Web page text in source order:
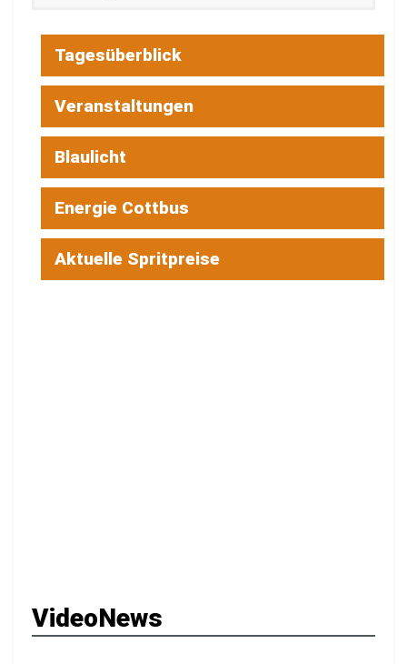
Tagesüberblick
Veranstaltungen
Blaulicht
Energie Cottbus
Aktuelle Spritpreise
VideoNews